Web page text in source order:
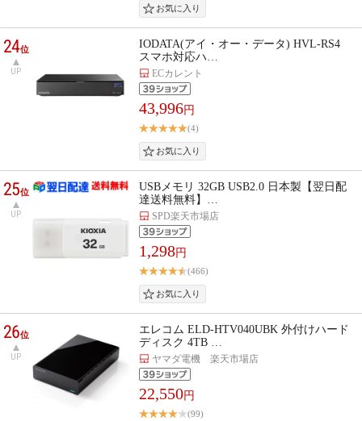
24位
UP
IODATA(アイ・オー・データ) HVL-RS4
スマホ対応ハ…
ECカレント
43,996円
(4)
25位
UP
USBメモリ 32GB USB2.0 日本製【翌日配
達送料無料】…
SPD楽天市場店
1,298円
(466)
26位
UP
エレコム ELD-HTV040UBK 外付けハード
ディスク 4TB …
ヤマダ電機 楽天市場店
22,550円
(99)